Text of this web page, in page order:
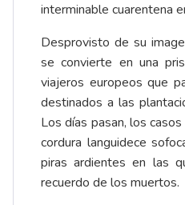
interminable cuarentena
Desprovisto de su
se convierte en una
viajeros europeos que
destinados a las
Los días pasan, los
cordura languidece
piras ardientes en las
recuerdo de los muertos.